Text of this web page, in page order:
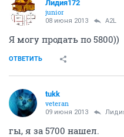
Лидия172
junior
08 июня 2013 A2L
Я могу продать по 5800))
ОТВЕТИТЬ
tukk
veteran
09 июня 2013
гы, я за 5700 нашел.